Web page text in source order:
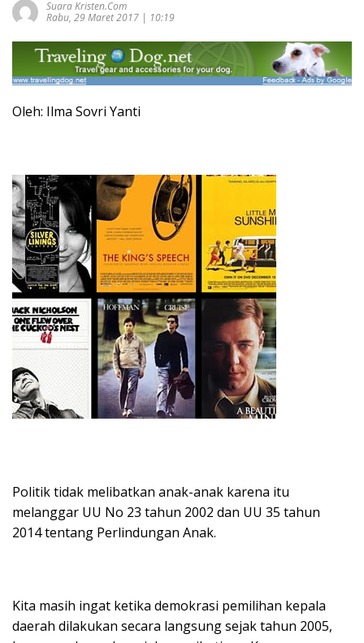
Suara Kristen.com
Rabu, 29 Maret 2017 | 10:19
Oleh: Ilma Sovri Yanti
Politik tidak melibatkan anak-anak karena itu
melanggar UU No 23 tahun 2002 dan UU 35 tahun
2014 tentang Perlindungan Anak.
Kita masih ingat ketika demokrasi pemilihan kepala
daerah dilakukan secara langsung sejak tahun 2005,